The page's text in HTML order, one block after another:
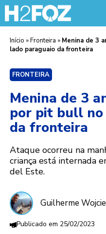
Início »Fronteira » Menina de 3
lado paraguaio da fronteira
FRONTEIRA
Menina de 3
por pit bull
da fronteira
Ataque ocorreu na
criança está internada
del Este.
Guilherme
25/02/2023